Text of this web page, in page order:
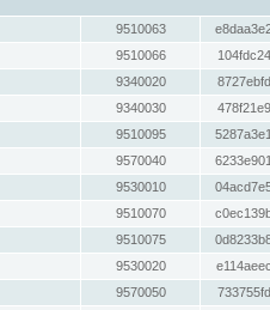
9510063
9510066
9340020
9340030
9510095
9570040
9530010
9510070
9510075
9530020
9570050